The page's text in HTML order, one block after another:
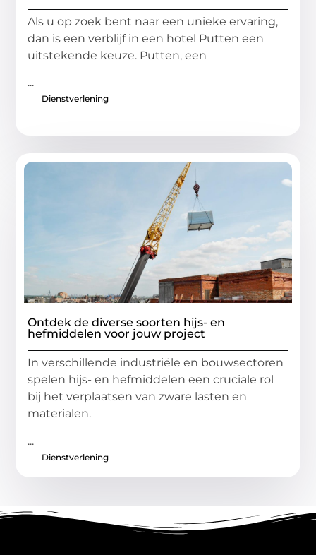
Als u op zoek bent naar een unieke ervaring,
dan is een verblijf in een hotel Putten een
uitstekende keuze. Putten, een
...
Dienstverlening
Ontdek de diverse soorten hijs- en
hefmiddelen voor jouw project
In verschillende industriële en bouwsectoren
spelen hijs- en hefmiddelen een cruciale rol
bij het verplaatsen van zware lasten en
materialen.
...
Dienstverlening